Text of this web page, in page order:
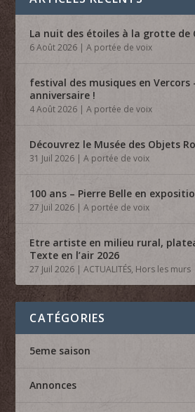
La nuit des étoiles à la grotte de
6 Août 2026 |A portée de voix
festival des musiques en Vercors
anniversaire !
4 Août 2026 |A portée de voix
Découvrez le Musée des Objets
31 Juil 2026 |A portée de voix
100 ans – Pierre Belle en
27 Juil 2026 |A portée de voix
Etre artiste en milieu rural,
Texte en l’air 2026
27 Juil 2026 |ACTUALITÉS, Hors les murs
CATÉGORIES
5eme saison
Annonces